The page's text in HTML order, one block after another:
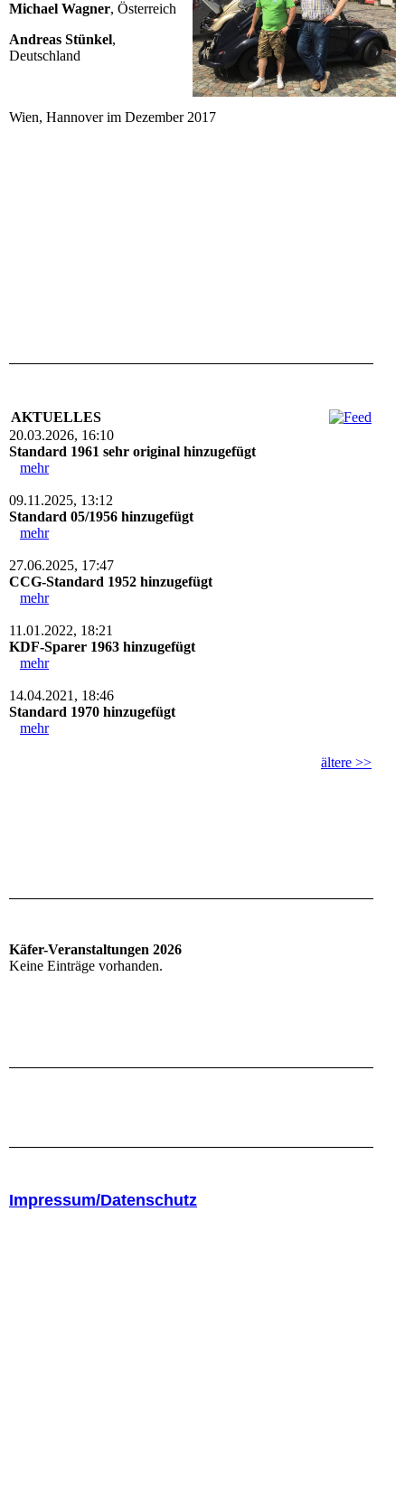
Michael Wagner, Österreich
Andreas Stünkel,
Deutschland
Wien, Hannover im Dezember 2017
AKTUELLES
20.03.2026, 16:10
Standard 1961 sehr original hinzugefügt
mehr
09.11.2025, 13:12
Standard 05/1956 hinzugefügt
mehr
27.06.2025, 17:47
CCG-Standard 1952 hinzugefügt
mehr
11.01.2022, 18:21
KDF-Sparer 1963 hinzugefügt
mehr
14.04.2021, 18:46
Standard 1970 hinzugefügt
mehr
ältere >>
Käfer-Veranstaltungen 2026
Keine Einträge vorhanden.
Impressum/Datenschutz